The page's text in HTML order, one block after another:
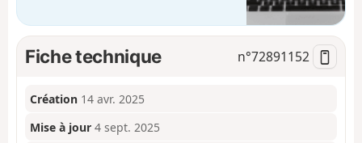
Fiche technique n°72891152
Création 14 avr. 2025
Mise à jour 4 sept. 2025